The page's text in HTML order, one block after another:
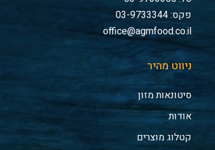
פקס: 03-9733344
office@agmfood.co.il
ניווט מהיר
סיטונאות מזון
אודות
קטלוג מוצרים